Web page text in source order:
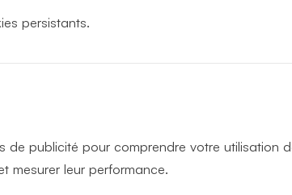
persistants.
de publicité pour comprendre votre utilisation
mesurer leur performance.